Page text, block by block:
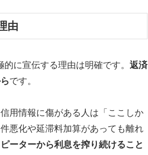
由
に宣伝する理由は明確です。 返済
です。
用情報に傷がある人は「ここしか
悪化や延滞料加算があっても離れ
ピーターから利息を搾り続けること